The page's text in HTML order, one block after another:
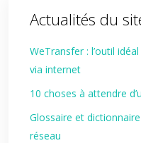
Actualités du
WeTransfer : l’outil
via internet
10 choses à attendre
Glossaire et
réseau